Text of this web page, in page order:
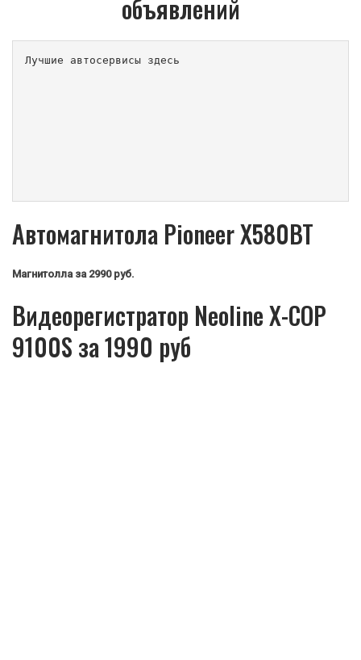
объявлений
Лучшие автосервисы здесь
Автомагнитола Pioneer X580BT
Магнитолла за 2990 руб.
Видеорегистратор Neoline X-COP
9100S за 1990 руб